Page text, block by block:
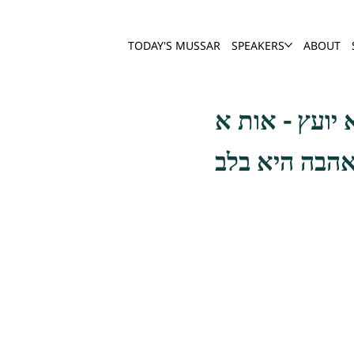
TODAY'S MUSSAR SPEAKERS ABOUT